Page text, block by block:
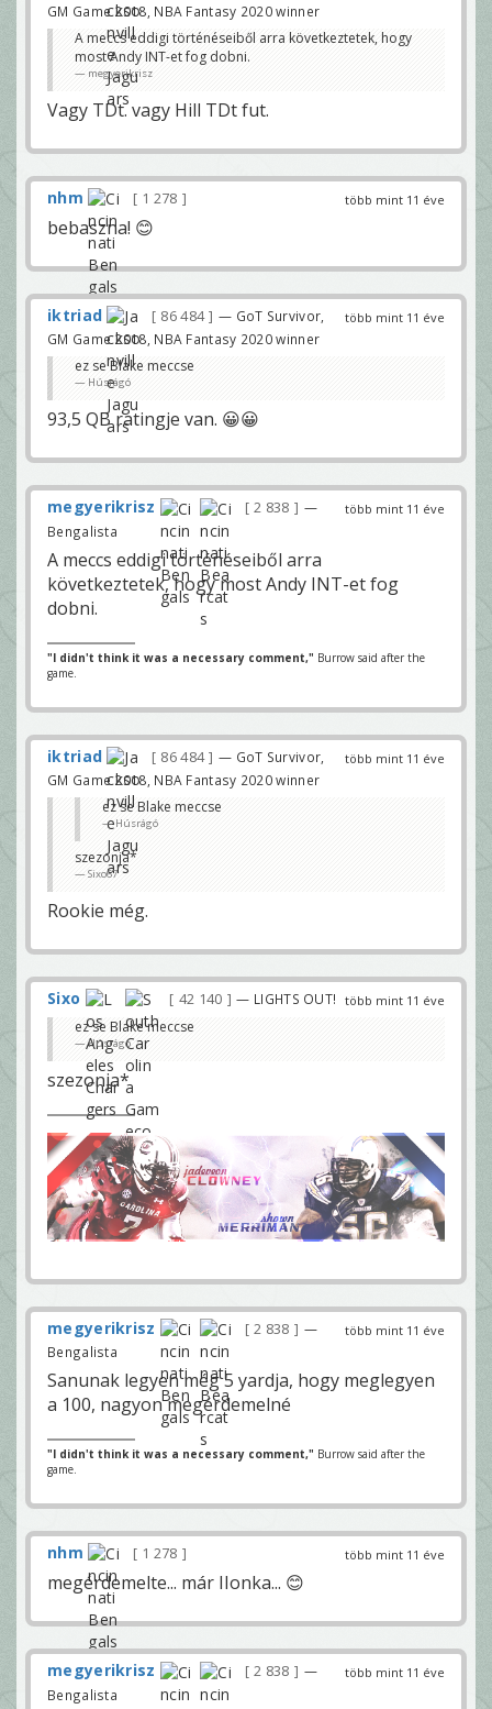
GM Game 2018, NBA Fantasy 2020 winner
A meccs eddigi történéseiből arra következtetek, hogy
most Andy INT-et fog dobni.
megyerikrisz
Vagy TDt. vagy Hill TDt fut.
több mint 11 éve
nhm 1 278
bebaszna! 😊
több mint 11 éve
iktriad 86 484
— GoT Survivor,
GM Game 2018, NBA Fantasy 2020 winner
ez se Blake meccse
Húsrágó
93,5 QB ratingje van. 😀😀
több mint 11 éve
megyerikrisz 2 838
—
Bengalista
A meccs eddigi történéseiből arra
következtetek, hogy most Andy INT-et fog
dobni.
"I didn't think it was a necessary comment," Burrow said after the
game.
több mint 11 éve
iktriad 86 484
— GoT Survivor,
GM Game 2018, NBA Fantasy 2020 winner
ez se Blake meccse
Húsrágó
szezonja*
Sixo67
Rookie még.
több mint 11 éve
Sixo 42 140 — LIGHTS OUT!
ez se Blake meccse
Húsrágó
szezonja*
több mint 11 éve
megyerikrisz 2 838
—
Bengalista
Sanunak legyen még 5 yardja, hogy meglegyen
a 100, nagyon megérdemelné
"I didn't think it was a necessary comment," Burrow said after the
game.
több mint 11 éve
nhm 1 278
megérdemelte... már IIonka... 😊
több mint 11 éve
megyerikrisz 2 838
—
Bengalista